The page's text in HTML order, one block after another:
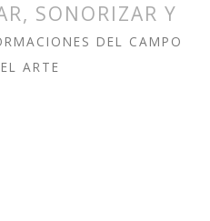
SONORIZAR Y
DEL CAMPO
ARTE